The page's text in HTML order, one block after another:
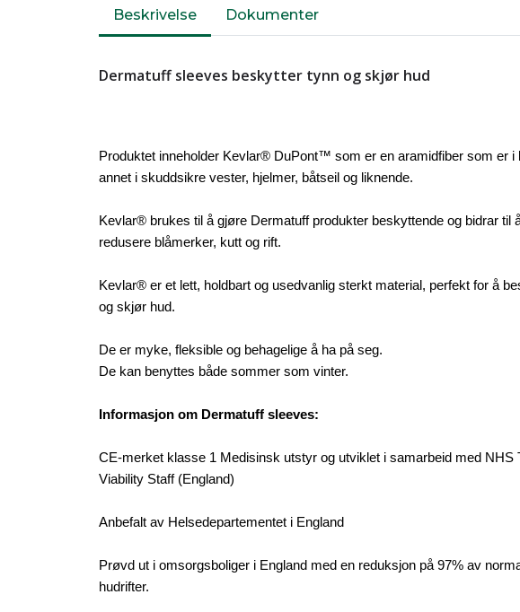
Beskrivelse Dokumenter
Dermatuff sleeves beskytter tynn og skjør hud
Produktet inneholder Kevlar® DuPont™ som er en aramidfiber som er i
annet i skuddsikre vester, hjelmer, båtseil og liknende.
Kevlar® brukes til å gjøre Dermatuff produkter beskyttende og bidrar til
redusere blåmerker, kutt og rift.
Kevlar® er et lett, holdbart og usedvanlig sterkt material, perfekt for å
og skjør hud.
De er myke, fleksible og behagelige å ha på seg.
De kan benyttes både sommer som vinter.
Informasjon om Dermatuff sleeves:
CE-merket klasse 1 Medisinsk utstyr og utviklet i samarbeid med NHS
Viability Staff (England)
Anbefalt av Helsedepartementet i England
Prøvd ut i omsorgsboliger i England med en reduksjon på 97% av
hudrifter.